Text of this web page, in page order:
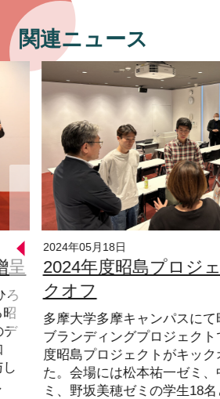
関連ニュース
呈
ろ
デ
2024年05月18日
2024年度昭島プロジ
クオフ
多摩大学多摩キャンパスに
ブランディングプロジェクト
度昭島プロジェクトがキック
た。会場には松本祐一ゼミ
ミ、野坂美穂ゼミの学生18